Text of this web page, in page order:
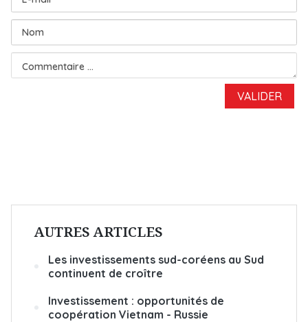
AUTRES ARTICLES
Les investissements sud-coréens au Sud
continuent de croître
Investissement : opportunités de
coopération Vietnam - Russie